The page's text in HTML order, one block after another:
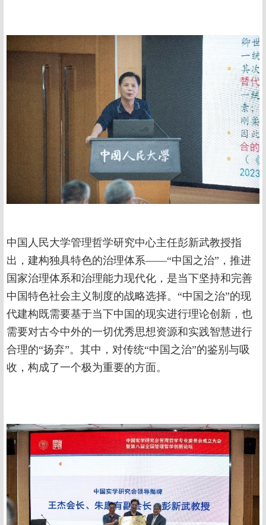
中国人民大学管理哲学研究中心主任彭新武教授指
出，建构独具特色的治理体系——“中国之治”，推进
国家治理体系和治理能力现代化，是当下坚持和完善
中国特色社会主义制度的战略选择。“中国之治”的现
代建构既需要基于当下中国的现实进行理论创新，也
需要对古今中外的一切优秀思想资源和实践智慧进行
合理的“扬弃”。其中，对传统“中国之治”的鉴别与吸
收，构成了一个极为重要的方面。